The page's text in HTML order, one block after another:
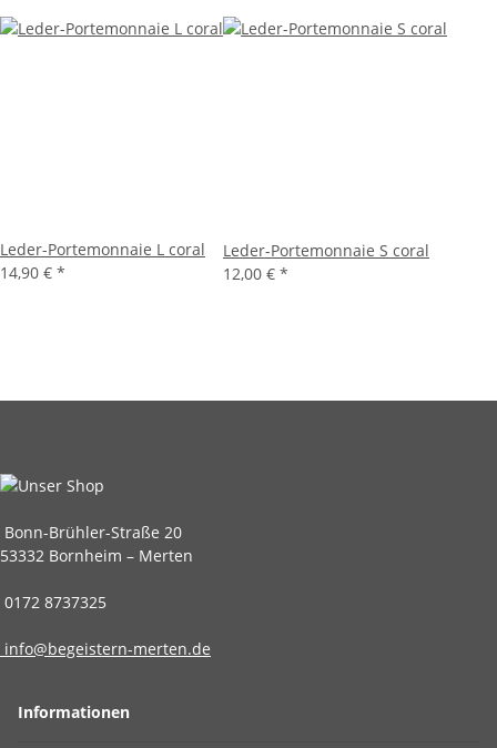
Leder-Portemonnaie L coral
14,90 € *
Leder-Portemonnaie S coral
12,00 € *
Bonn-Brühler-Straße 20
53332 Bornheim – Merten
0172 8737325
info@begeistern-merten.de
Informationen